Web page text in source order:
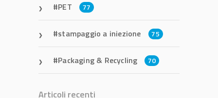
PET 77
stampaggio a iniezione 75
Packaging & Recycling 70
Articoli recenti